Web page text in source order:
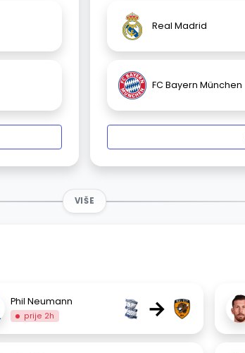
Real Madrid
FC Bayern München
VIŠE
Phil Neumann
prije 2h →